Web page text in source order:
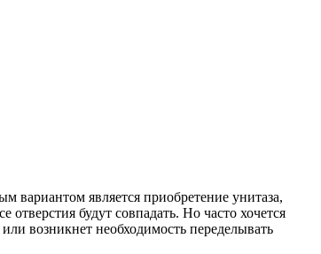
вариантом является приобретение унитаза,
будут совпадать. Но часто хочется
возникнет необходимость переделывать